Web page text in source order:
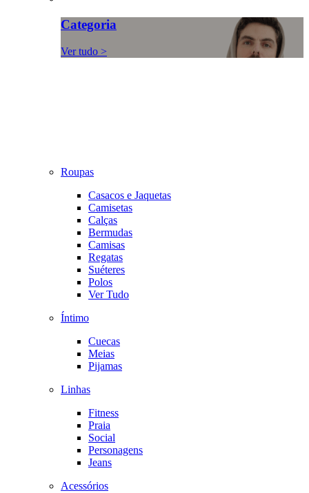
Categoria
Ver tudo >
Roupas
Casacos e Jaquetas
Camisetas
Calças
Bermudas
Camisas
Regatas
Suéteres
Polos
Ver Tudo
Íntimo
Cuecas
Meias
Pijamas
Linhas
Fitness
Praia
Social
Personagens
Jeans
Acessórios